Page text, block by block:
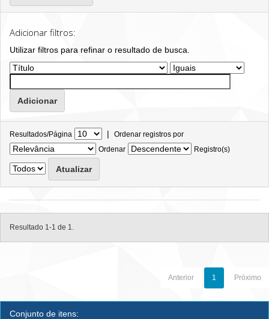
Adicionar filtros:
Utilizar filtros para refinar o resultado de busca.
Resultados/Página | Ordenar registros por
Ordenar
Registro(s)
Resultado 1-1 de 1.
Anterior 1 Próximo
Conjunto de itens: